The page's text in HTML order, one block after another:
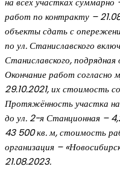
работ по контракту –
объекты сдать с
по ул. Станиславского
Станиславского,
Окончание работ согласно
29.10.2021, их стоимость
Протяжённость участка
до ул. 2-я Станционная –
43 500 кв. м, стоимость
организация –
21.08.2023.